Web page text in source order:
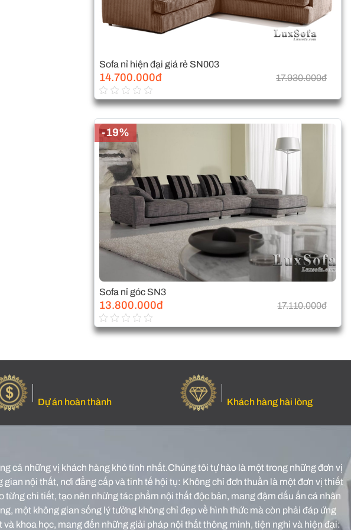
Sofa nỉ hiện đại giá rẻ SN003
14.700.000đ 17.930.000đ
Sofa nỉ góc SN3
13.800.000đ 17.110.000đ
-19%
Dự án hoàn thành Khách hàng hài lòng
cả những vị khách hàng khó tính nhất.Chúng tôi tự hào là một trong những đơn vị
nội thất, nơi đẳng cấp và tinh tế hội tụ: Không chỉ đơn thuần là một đơn vị thiết
chi tiết, tạo nên những tác phẩm nội thất độc bản, mang đậm dấu ấn cá nhân
một không gian sống lý tưởng không chỉ đẹp về hình thức mà còn phải đáp ứng
khoa học, mang đến những giải pháp nội thất thông minh, tiện nghi và hiện đại: